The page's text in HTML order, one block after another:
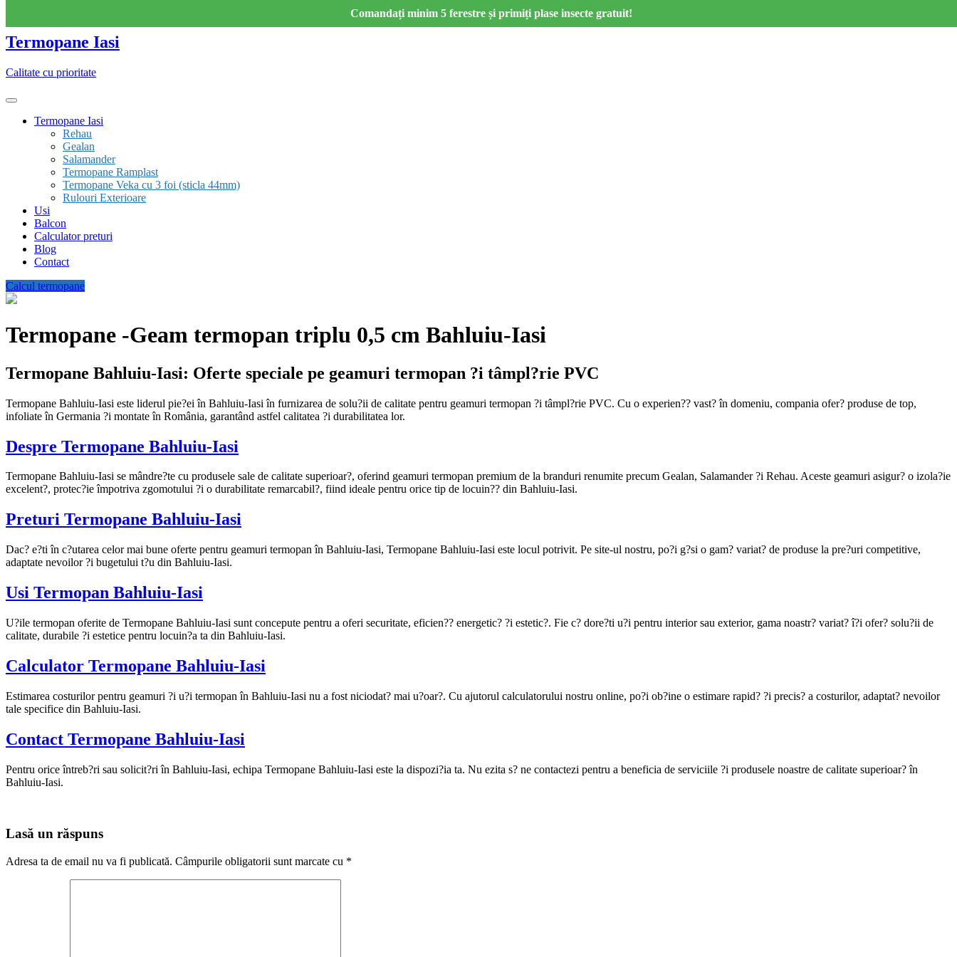
Comandați minim 5 ferestre și primiți plase insecte gratuit!
content
Termopane Iasi
Calitate cu prioritate
Termopane Iasi
Rehau
Gealan
Salamander
Termopane Ramplast
Termopane Veka cu 3 foi (sticla 44mm)
Rulouri Exterioare
Usi
Balcon
Calculator preturi
Blog
Contact
Calcul termopane
Termopane -Geam termopan triplu 0,5 cm Bahluiu-Iasi
Termopane Bahluiu-Iasi: Oferte speciale pe geamuri termopan ?i tâmpl?rie PVC
Termopane Bahluiu-Iasi este liderul pie?ei în Bahluiu-Iasi în furnizarea de solu?ii de calitate pentru geamuri termopan ?i tâmpl?rie PVC. Cu o experien?? vast? în domeniu, compania ofer? produse de top,
infoliate în Germania ?i montate în România, garantând astfel calitatea ?i durabilitatea lor.
Despre Termopane Bahluiu-Iasi
Termopane Bahluiu-Iasi se mândre?te cu produsele sale de calitate superioar?, oferind geamuri termopan premium de la branduri renumite precum Gealan, Salamander ?i Rehau. Aceste geamuri asigur? o izola?ie
excelent?, protec?ie împotriva zgomotului ?i o durabilitate remarcabil?, fiind ideale pentru orice tip de locuin?? din Bahluiu-Iasi.
Preturi Termopane Bahluiu-Iasi
Dac? e?ti în c?utarea celor mai bune oferte pentru geamuri termopan în Bahluiu-Iasi, Termopane Bahluiu-Iasi este locul potrivit. Pe site-ul nostru, po?i g?si o gam? variat? de produse la pre?uri competitive,
adaptate nevoilor ?i bugetului t?u din Bahluiu-Iasi.
Usi Termopan Bahluiu-Iasi
U?ile termopan oferite de Termopane Bahluiu-Iasi sunt concepute pentru a oferi securitate, eficien?? energetic? ?i estetic?. Fie c? dore?ti u?i pentru interior sau exterior, gama noastr? variat? î?i ofer? solu?ii de
calitate, durabile ?i estetice pentru locuin?a ta din Bahluiu-Iasi.
Calculator Termopane Bahluiu-Iasi
Estimarea costurilor pentru geamuri ?i u?i termopan în Bahluiu-Iasi nu a fost niciodat? mai u?oar?. Cu ajutorul calculatorului nostru online, po?i ob?ine o estimare rapid? ?i precis? a costurilor, adaptat? nevoilor
tale specifice din Bahluiu-Iasi.
Contact Termopane Bahluiu-Iasi
Pentru orice întreb?ri sau solicit?ri în Bahluiu-Iasi, echipa Termopane Bahluiu-Iasi este la dispozi?ia ta. Nu ezita s? ne contactezi pentru a beneficia de serviciile ?i produsele noastre de calitate superioar? în
Bahluiu-Iasi.
Lasă un răspuns
Adresa ta de email nu va fi publicată. Câmpurile obligatorii sunt marcate cu *